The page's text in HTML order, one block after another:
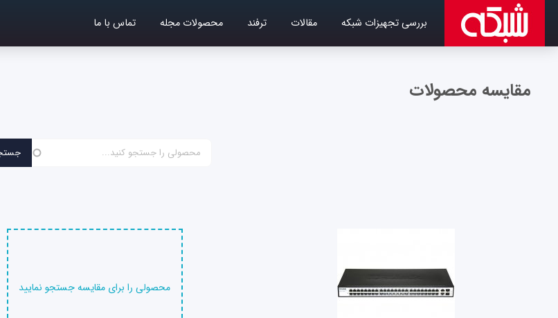
بررسی تجهیزات شبکه مقالات ترفند محصولات مجله تماس با ما
مقایسه محصولات
محصولی را برای مقایسه جستجو نمایید